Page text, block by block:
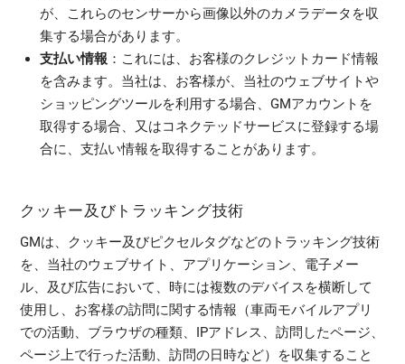
が、これらのセンサーから画像以外のカメラデータを収
集する場合があります。
支払い情報 ：これには、お客様のクレジットカード情報
を含みます。当社は、お客様が、当社のウェブサイトや
ショッピングツールを利用する場合、GMアカウントを
取得する場合、又はコネクテッドサービスに登録する場
合に、支払い情報を取得することがあります。
クッキー及びトラッキング技術
GMは、クッキー及びピクセルタグなどのトラッキング技術
を、当社のウェブサイト、アプリケーション、電子メー
ル、及び広告において、時には複数のデバイスを横断して
使用し、お客様の訪問に関する情報（車両モバイルアプリ
での活動、ブラウザの種類、IPアドレス、訪問したページ、
ページ上で行った活動、訪問の日時など）を収集すること